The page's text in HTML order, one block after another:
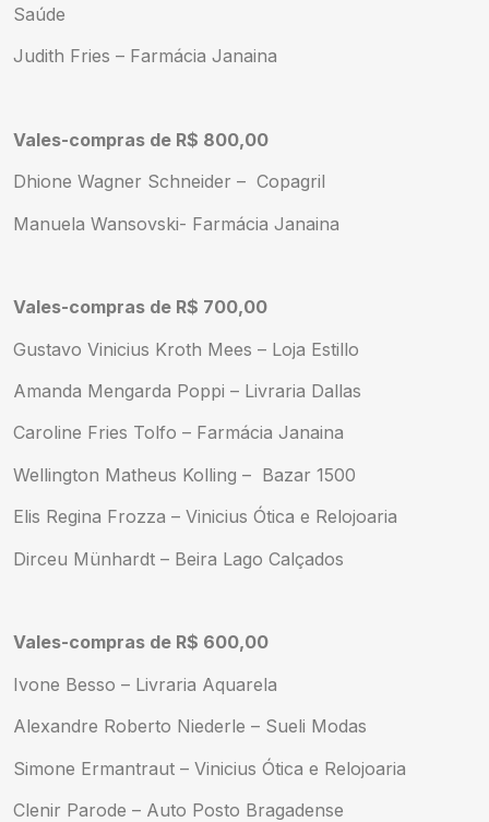
Saúde
Judith Fries – Farmácia Janaina
Vales-compras de R$ 800,00
Dhione Wagner Schneider – Copagril
Manuela Wansovski- Farmácia Janaina
Vales-compras de R$ 700,00
Gustavo Vinicius Kroth Mees – Loja Estillo
Amanda Mengarda Poppi – Livraria Dallas
Caroline Fries Tolfo – Farmácia Janaina
Wellington Matheus Kolling – Bazar 1500
Elis Regina Frozza – Vinicius Ótica e Relojoaria
Dirceu Münhardt – Beira Lago Calçados
Vales-compras de R$ 600,00
Ivone Besso – Livraria Aquarela
Alexandre Roberto Niederle – Sueli Modas
Simone Ermantraut – Vinicius Ótica e Relojoaria
Clenir Parode – Auto Posto Bragadense